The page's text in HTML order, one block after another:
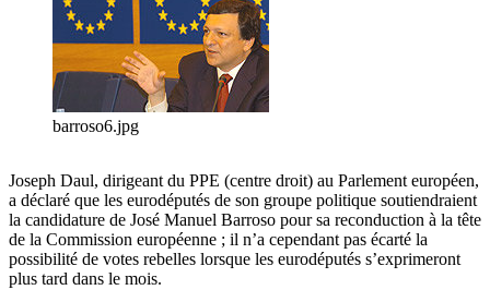
barroso6.jpg
Joseph Daul, dirigeant du PPE (centre droit) au Parlement européen,
a déclaré que les eurodéputés de son groupe politique soutiendraient
la candidature de José Manuel Barroso pour sa reconduction à la tête
de la Commission européenne ; il n’a cependant pas écarté la
possibilité de votes rebelles lorsque les eurodéputés s’exprimeront
plus tard dans le mois.